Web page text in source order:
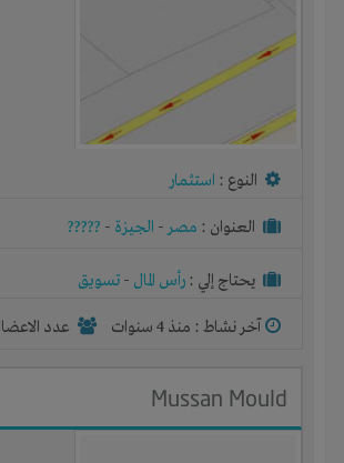
النوع : استثمار
العنوان : مصر- الجيزة -
?????
يحتاج إلي : رأس المال - تسويق
آخر نشاط : منذ 4 سنوات عدد الاعضاء : 1
Mussan Mould